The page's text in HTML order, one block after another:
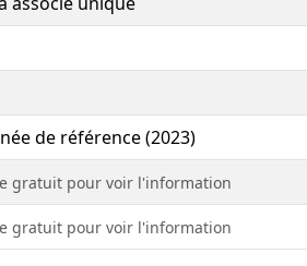
de référence (2023)
gratuit pour voir l'information
gratuit pour voir l'information